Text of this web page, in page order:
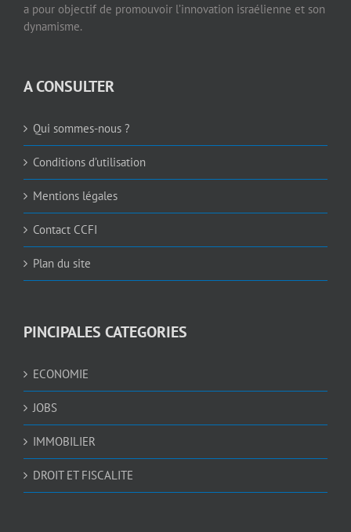
a pour objectif de promouvoir l’innovation israélienne et son
dynamisme.
A CONSULTER
Qui sommes-nous ?
Conditions d’utilisation
Mentions légales
Contact CCFI
Plan du site
PINCIPALES CATEGORIES
ECONOMIE
JOBS
IMMOBILIER
DROIT ET FISCALITE